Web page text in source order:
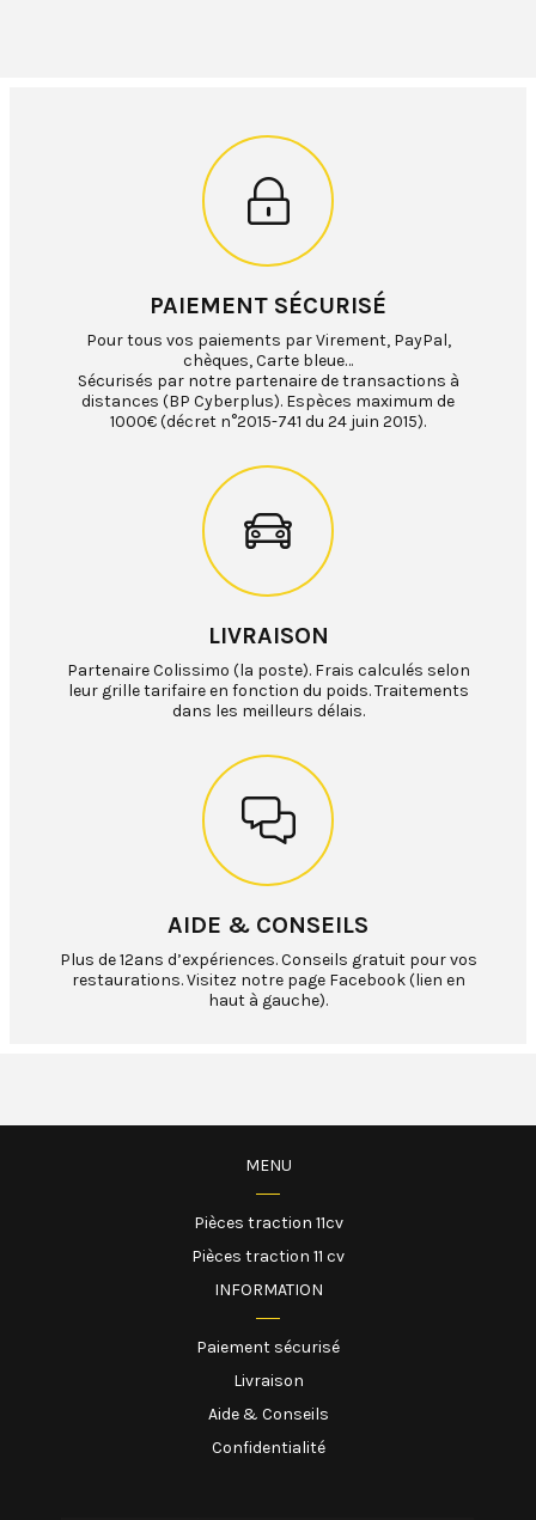
PAIEMENT SÉCURISÉ
Pour tous vos paiements par Virement, PayPal,
chèques, Carte bleue…
Sécurisés par notre partenaire de transactions à
distances (BP Cyberplus). Espèces maximum de
1000€ (décret n°2015-741 du 24 juin 2015).
LIVRAISON
Partenaire Colissimo (la poste). Frais calculés selon
leur grille tarifaire en fonction du poids. Traitements
dans les meilleurs délais.
AIDE & CONSEILS
Plus de 12ans d’expériences. Conseils gratuit pour vos
restaurations. Visitez notre page Facebook (lien en
haut à gauche).
MENU
Pièces traction 11cv
Pièces traction 11 cv
INFORMATION
Paiement sécurisé
Livraison
Aide & Conseils
Confidentialité